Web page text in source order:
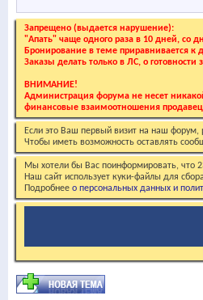
Запрещено (выдается нарушение):
"Апать" чаще одного раза в 10 дней, со
Бронирование в теме приравнивается
Заказы делать только в ЛС, о
ВНИМАНИЕ!
Администрация форума не несет
финансовые взаимоотношения
Если это Ваш первый визит на наш форум,
Чтобы иметь возможность оставлять
Мы хотели бы Вас поинформировать, что
Наш сайт использует куки-файлы для
Подробнее о персональных данных и